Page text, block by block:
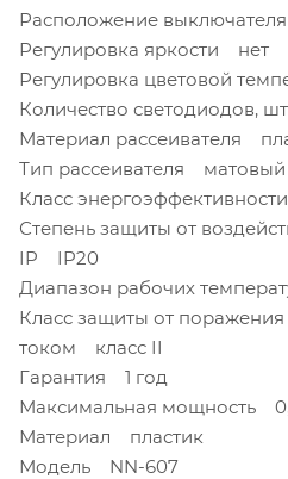
Расположение
Регулировка яркости нет
Регулировка цветовой
Количество светодиодов,
Материал рассеивателя
Тип рассеивателя матовый
Класс
Степень защиты от
IP IP20
Диапазон рабочих
Класс защиты от
током класс II
Гарантия 1 год
Максимальная мощность
Материал пластик
Модель NN-607